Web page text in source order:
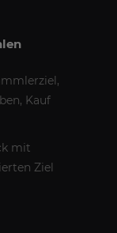
Kauf
mit
Ziel